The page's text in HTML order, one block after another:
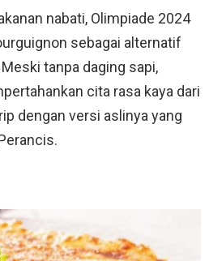
nabati, Olimpiade 2024
sebagai alternatif
tanpa daging sapi,
cita rasa kaya dari
dengan versi aslinya yang